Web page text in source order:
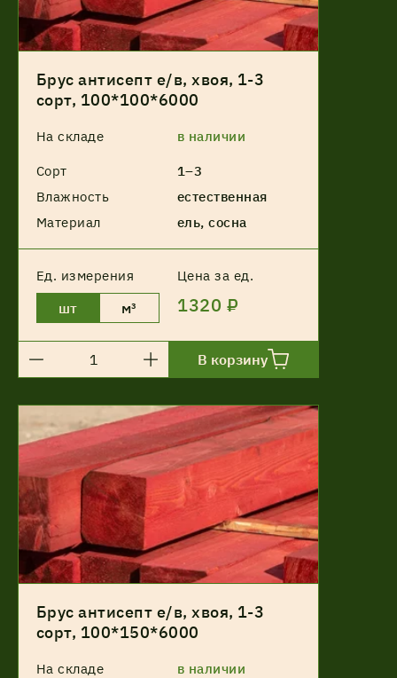
Брус антисепт е/в, хвоя, 1-3
сорт, 100*100*6000
На складе в наличии
Сорт
1–3
Влажность
естественная
Материал
ель, сосна
Ед. измерения Цена за ед.
шт м³ 1320 ₽
В корзину
Брус антисепт е/в, хвоя, 1-3
сорт, 100*150*6000
На складе в наличии